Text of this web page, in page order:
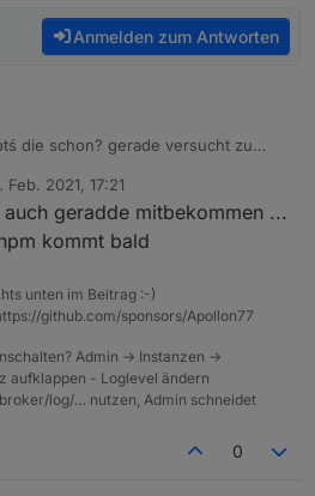
Anmelden zum Antworten
die schon? gerade versucht zu
Feb. 2021, 17:21
geradde mitbekommen ...
kommt bald
unten im Beitrag :-)
github.com/sponsors/Apollon77
Admin -> Instanzen ->
aufklappen - Loglevel ändern
log/… nutzen, Admin schneidet
0